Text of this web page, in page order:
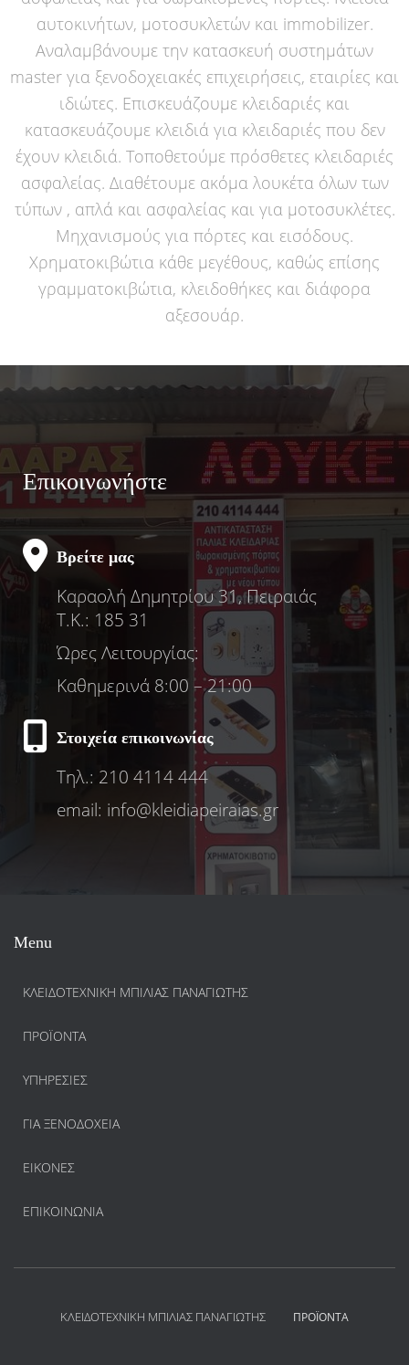
αυτοκινήτων, μοτοσυκλετών και immobilizer.
Αναλαμβάνουμε την κατασκευή συστημάτων
master για ξενοδοχειακές επιχειρήσεις, εταιρίες και
ιδιώτες. Επισκευάζουμε κλειδαριές και
κατασκευάζουμε κλειδιά για κλειδαριές που δεν
έχουν κλειδιά. Τοποθετούμε πρόσθετες κλειδαριές
ασφαλείας. Διαθέτουμε ακόμα λουκέτα όλων των
τύπων , απλά και ασφαλείας και για μοτοσυκλέτες.
Μηχανισμούς για πόρτες και εισόδους.
Χρηματοκιβώτια κάθε μεγέθους, καθώς επίσης
γραμματοκιβώτια, κλειδοθήκες και διάφορα
αξεσουάρ.
Επικοινωνήστε
Βρείτε μας
Καραολή Δημητρίου 31, Πειραιάς
Τ.Κ.: 185 31
Ώρες Λειτουργίας:
Καθημερινά 8:00 – 21:00
Στοιχεία επικοινωνίας
Τηλ.: 210 4114 444
email: info@kleidiapeiraias.gr
Menu
ΚΛΕΙΔΟΤΕΧΝΙΚΗ ΜΠΙΛΙΑΣ ΠΑΝΑΓΙΩΤΗΣ
ΠΡΟΪΌΝΤΑ
ΥΠΗΡΕΣΊΕΣ
ΓΙΑ ΞΕΝΟΔΟΧΕΊΑ
ΕΙΚΌΝΕΣ
ΕΠΙΚΟΙΝΩΝΊΑ
ΚΛΕΙΔΟΤΕΧΝΙΚΗ ΜΠΙΛΙΑΣ ΠΑΝΑΓΙΩΤΗΣ ΠΡΟΪΌΝΤΑ